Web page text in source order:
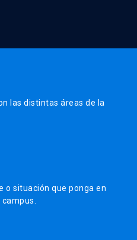
las distintas áreas de la
o situación que ponga en